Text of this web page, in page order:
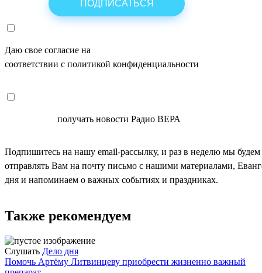
Даю свое согласие на
соответствии с политикой конфиденциальности
получать новости Радио ВЕРА
Подпишитесь на нашу email-рассылку, и раз в неделю мы будем
отправлять Вам на почту письмо с нашими материалами,
дня и напоминаем о важных событиях и праздниках.
Также рекомендуем
Слушать Дело дня
Помочь Артёму Литвинцеву приобрести жизненно важный